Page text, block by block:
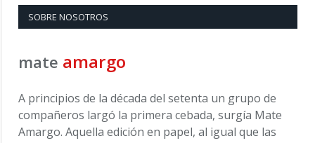
SOBRE NOSOTROS
mate amargo
A principios de la década del setenta un grupo de
compañeros largó la primera cebada, surgía Mate
Amargo. Aquella edición en papel, al igual que las